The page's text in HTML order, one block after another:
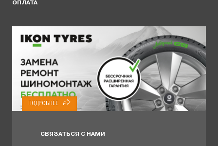
ОПЛАТА
ПОДРОБНЕЕ
СВЯЗАТЬСЯ С НАМИ